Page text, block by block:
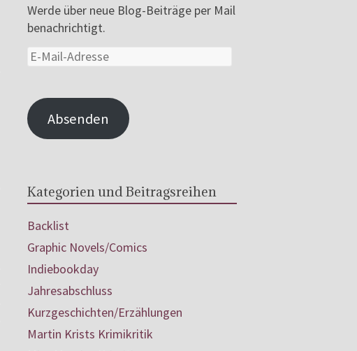
Werde über neue Blog-Beiträge per Mail
benachrichtigt.
Absenden
Kategorien und Beitragsreihen
Backlist
Graphic Novels/Comics
Indiebookday
Jahresabschluss
Kurzgeschichten/Erzählungen
Martin Krists Krimikritik